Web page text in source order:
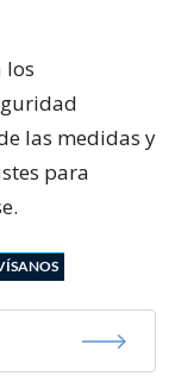
los
las medidas y
para